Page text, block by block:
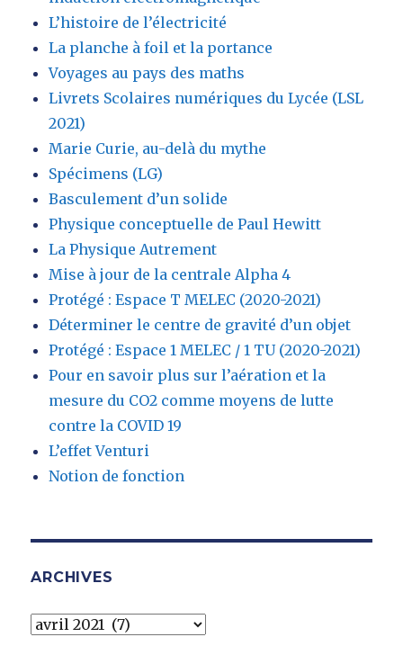
L’histoire de l’électricité
La planche à foil et la portance
Voyages au pays des maths
Livrets Scolaires numériques du Lycée (LSL
2021)
Marie Curie, au-delà du mythe
Spécimens (LG)
Basculement d’un solide
Physique conceptuelle de Paul Hewitt
La Physique Autrement
Mise à jour de la centrale Alpha 4
Protégé : Espace T MELEC (2020-2021)
Déterminer le centre de gravité d’un objet
Protégé : Espace 1 MELEC / 1 TU (2020-2021)
Pour en savoir plus sur l’aération et la
mesure du CO2 comme moyens de lutte
contre la COVID 19
L’effet Venturi
Notion de fonction
ARCHIVES
Archives